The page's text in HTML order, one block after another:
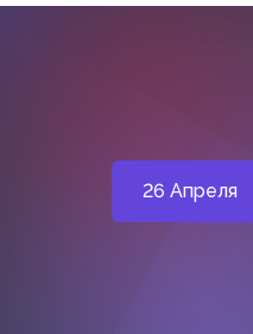
26 Апреля